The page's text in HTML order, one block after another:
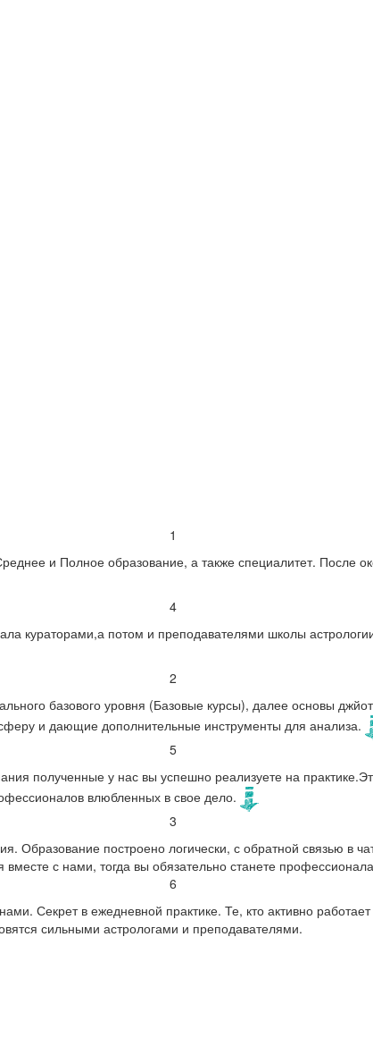
1
и Полное образование, а также специалитет. После
4
кураторами,а потом и преподавателями школы
2
базового уровня (Базовые курсы), далее основы
и дающие дополнительные инструменты для анализа.
5
полученные у нас вы успешно реализуете на
влюбленных в свое дело.
3
Образование построено логически, с обратной связью в
с нами, тогда вы обязательно станете
6
Секрет в ежедневной практике. Те, кто активно
сильными астрологами и преподавателями.